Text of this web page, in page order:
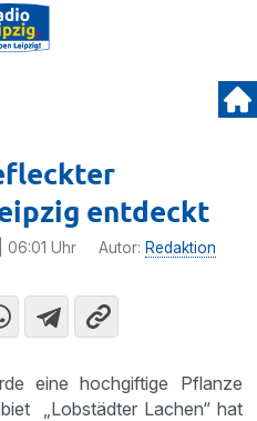
entdeckt
| 06:01 Uhr Autor: Redaktion
eine hochgiftige Pflanze
„Lobstädter Lachen“ hat